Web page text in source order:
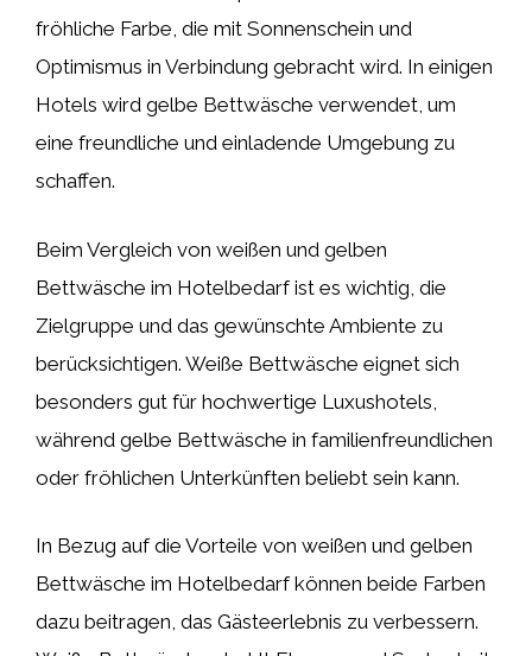
fröhliche Farbe, die mit Sonnenschein und
Optimismus in Verbindung gebracht wird. In einigen
Hotels wird gelbe Bettwäsche verwendet, um
eine freundliche und einladende Umgebung zu
schaffen.
Beim Vergleich von weißen und gelben
Bettwäsche im Hotelbedarf ist es wichtig, die
Zielgruppe und das gewünschte Ambiente zu
berücksichtigen. Weiße Bettwäsche eignet sich
besonders gut für hochwertige Luxushotels,
während gelbe Bettwäsche in familienfreundlichen
oder fröhlichen Unterkünften beliebt sein kann.
In Bezug auf die Vorteile von weißen und gelben
Bettwäsche im Hotelbedarf können beide Farben
dazu beitragen, das Gästeerlebnis zu verbessern.